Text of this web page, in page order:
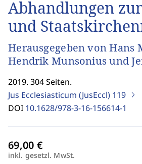
Abhandlungen
und
Herausgegeben von Hans
Hendrik Munsonius und
2019. 304 Seiten.
Jus Ecclesiasticum (JusEccl) 119
DOI 10.1628/978-3-16-156614-1
inkl. gesetzl. MwSt.